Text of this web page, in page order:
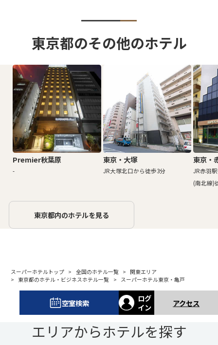
東京都のその他のホテル
Premier秋葉原
-
東京・大塚
JR大塚北口から徒歩3分
東京・
JR赤羽
(南北線)
東京都内のホテルを見る
スーパーホテルトップ 全国のホテル一覧
関東エリア
東京都のホテル・ビジネスホテル一覧
スーパーホテル東京・亀戸
空室検索
ログ
イン
アクセス
エリアからホテルを探す